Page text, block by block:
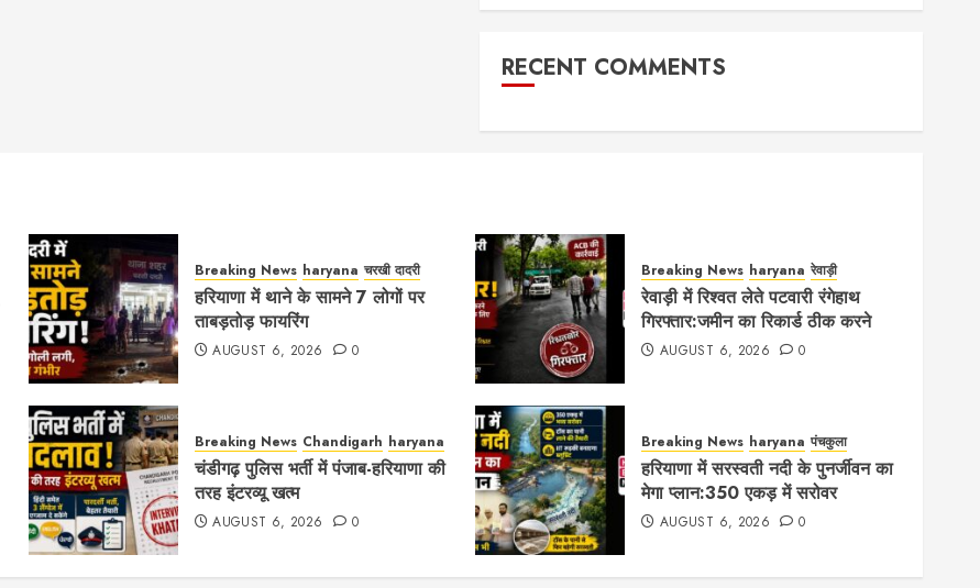
RECENT COMMENTS
Breaking News haryana चरखी दादरी
हरियाणा में थाने के सामने 7 लोगों पर
ताबड़तोड़ फायरिंग
AUGUST 6, 2026 0
Breaking News haryana रेवाड़ी
रेवाड़ी में रिश्वत लेते पटवारी रंगेहाथ
गिरफ्तार:जमीन का रिकार्ड ठीक करने
AUGUST 6, 2026 0
Breaking News Chandigarh haryana
चंडीगढ़ पुलिस भर्ती में पंजाब-हरियाणा की
तरह इंटरव्यू खत्म
AUGUST 6, 2026 0
Breaking News haryana पंचकुला
हरियाणा में सरस्वती नदी के पुनर्जीवन का
मेगा प्लान:350 एकड़ में सरोवर
AUGUST 6, 2026 0